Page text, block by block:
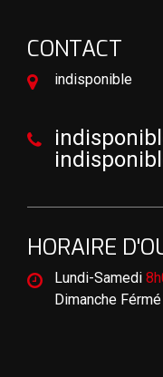
CONTACT
indisponible
HORAIRE
Lundi-Samedi
Dimanche Férmé